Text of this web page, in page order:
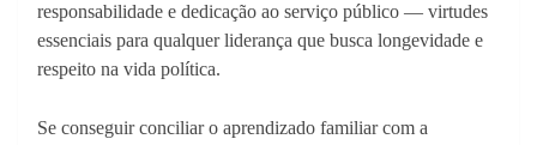
responsabilidade e dedicação ao serviço público — virtudes
essenciais para qualquer liderança que busca longevidade e
respeito na vida política.
Se conseguir conciliar o aprendizado familiar com a